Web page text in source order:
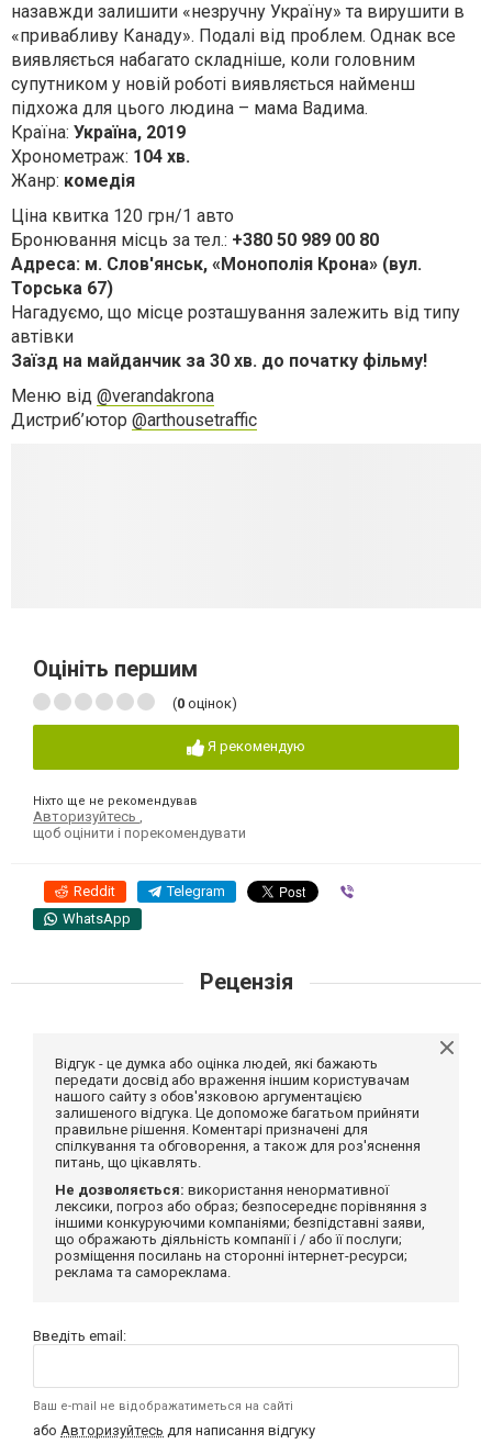
назавжди залишити «незручну Україну» та вирушити в
«привабливу Канаду». Подалі від проблем. Однак все
виявляється набагато складніше, коли головним
супутником у новій роботі виявляється найменш
підхожа для цього людина – мама Вадима.
Країна: Україна, 2019
Хронометраж: 104 хв.
Жанр: комедія
Ціна квитка 120 грн/1 авто
Бронювання місць за тел.: +380 50 989 00 80
Адреса: м. Слов'янськ, «Монополія Крона» (вул.
Торська 67)
Нагадуємо, що місце розташування залежить від типу
автівки
Заїзд на майданчик за 30 хв. до початку фільму!
Меню від @verandakrona
Дистриб’ютор @arthousetraffic
Оцініть першим
(0 оцінок)
Я рекомендую
Ніхто ще не рекомендував
Авторизуйтесь
щоб оцінити і порекомендувати
Reddit Telegram
WhatsApp
Рецензія
Відгук - це думка або оцінка людей, які бажають
передати досвід або враження іншим користувачам
нашого сайту з обов'язковою аргументацією
залишеного відгука. Це допоможе багатьом прийняти
правильне рішення. Коментарі призначені для
спілкування та обговорення, а також для роз'яснення
питань, що цікавлять.
Не дозволяється: використання ненормативної
лексики, погроз або образ; безпосереднє порівняння з
іншими конкуруючими компаніями; безпідставні заяви,
що ображають діяльність компанії і / або її послуги;
розміщення посилань на сторонні інтернет-ресурси;
реклама та самореклама.
Введіть email:
Ваш e-mail не відображатиметься на сайті
або Авторизуйтесь для написання відгуку